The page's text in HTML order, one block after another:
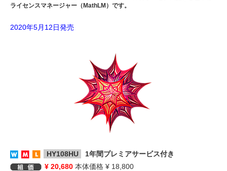
ライセンスマネージャー（MathLM）です。
2020年5月12日発売
HY108HU
1年間プレミアサービス付き
¥ 20,680 本体価格 ¥ 18,800